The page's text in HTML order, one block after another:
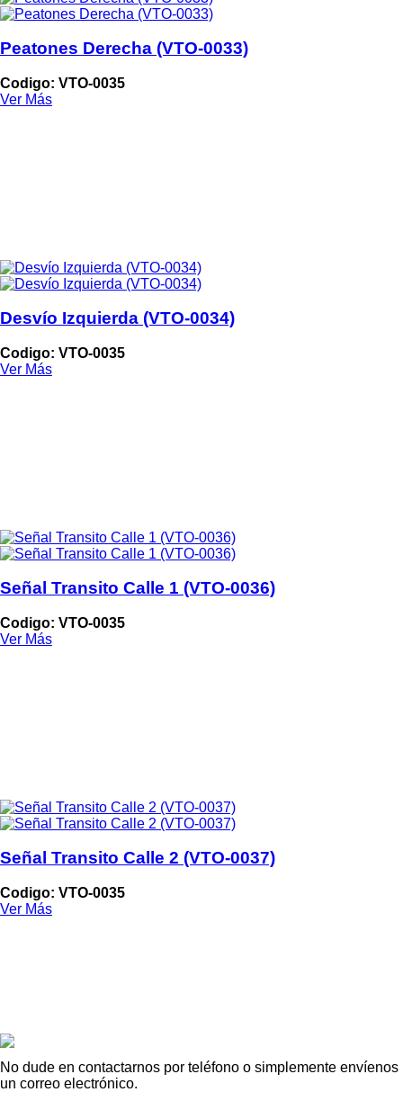
Peatones Derecha (VTO-0033)
Codigo: VTO-0035
Ver Más
Desvío Izquierda (VTO-0034)
Codigo: VTO-0035
Ver Más
Señal Transito Calle 1 (VTO-0036)
Codigo: VTO-0035
Ver Más
Señal Transito Calle 2 (VTO-0037)
Codigo: VTO-0035
Ver Más
No dude en contactarnos por teléfono o simplemente envíenos
un correo electrónico.